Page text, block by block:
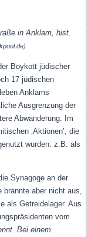
in Anklam, hist.
Boykott jüdischer
17 jüdischen
Anklams
Ausgrenzung der
Abwanderung. Im
‚Aktionen’, die
wurden: z.B. als
Synagoge an der
aber nicht aus,
als Getreidelager. Aus
vom
Bei einem